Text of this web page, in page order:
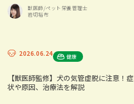
獣医師/ペット栄養管理士
岩切裕布
2026.06.24 健康
【獣医師監修】犬の気管虚脱に注意！症
状や原因、治療法を解説